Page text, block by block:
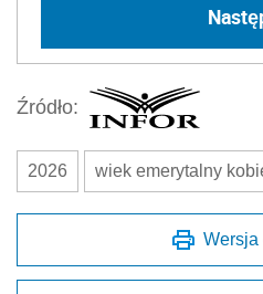
Źródło:
2026 wiek emerytalny
Wersja